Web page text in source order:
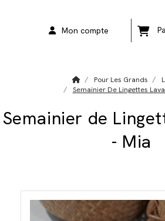
Mon compte
Pour Les Grands
Semainier De Lingettes
Semainier de
- Mia